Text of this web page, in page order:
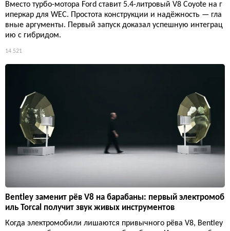
Вместо турбо-мотора Ford ставит 5.4-литровый V8 Coyote на г
иперкар для WEC. Простота конструкции и надёжность — гла
вные аргументы. Первый запуск доказал успешную интеграц
ию с гибридом.
14 521
Bentley заменит рёв V8 на барабаны: первый электромоб
иль Torcal получит звук живых инструментов
Когда электромобили лишаются привычного рёва V8, Bentley